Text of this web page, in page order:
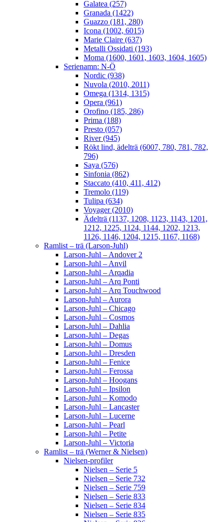
Galatea (257)
Granada (1422)
Guazzo (181, 280)
Icona (1002, 6015)
Marie Claire (637)
Metalli Ossidati (193)
Moma (1600, 1601, 1603, 1604, 1605)
Serienamn: N-Ö
Nordic (938)
Nuvola (2010, 2011)
Omega (1314, 1315)
Opera (961)
Orofino (185, 286)
Prima (188)
Presto (057)
River (945)
Rökt lind, ädelträ (6007, 780, 781, 782,
796)
Saya (576)
Sinfonia (862)
Staccato (410, 411, 412)
Tremolo (119)
Tulipa (634)
Voyager (2010)
Ädelträ (1137, 1208, 1123, 1143, 1201,
1212, 1225, 1124, 1144, 1202, 1213,
1126, 1146, 1204, 1215, 1167, 1168)
Ramlist – trä (Larson-Juhl)
Larson-Juhl – Andover 2
Larson-Juhl – Anvil
Larson-Juhl – Arqadia
Larson-Juhl – Arq Ponti
Larson-Juhl – Arq Touchwood
Larson-Juhl – Aurora
Larson-Juhl – Chicago
Larson-Juhl – Cosmos
Larson-Juhl – Dahlia
Larson-Juhl – Degas
Larson-Juhl – Domus
Larson-Juhl – Dresden
Larson-Juhl – Fenice
Larson-Juhl – Ferossa
Larson-Juhl – Hoogans
Larson-Juhl – Ipsilon
Larson-Juhl – Komodo
Larson-Juhl – Lancaster
Larson-Juhl – Lucerne
Larson-Juhl – Pearl
Larson-Juhl – Petite
Larson-Juhl – Victoria
Ramlist – trä (Werner & Nielsen)
Nielsen-profiler
Nielsen – Serie 5
Nielsen – Serie 732
Nielsen – Serie 759
Nielsen – Serie 833
Nielsen – Serie 834
Nielsen – Serie 835